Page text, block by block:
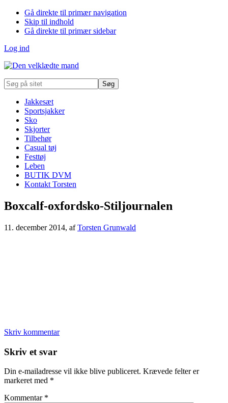
Gå direkte til primær navigation
Skip til indhold
Gå direkte til primær sidebar
Log ind
Søg
på
Jakkesæt
Sportsjakker
Sko
Skjorter
Tilbehør
Casual tøj
Festtøj
Leben
BUTIK DVM
Kontakt Torsten
Boxcalf-oxfordsko-Stiljournalen
11. december 2014, afTorsten Grunwald
Skriv kommentar
Læserinteraktioner
Skriv et svar
Din e-mailadresse vil ikke blive publiceret. Krævede felter er
markeret med *
Kommentar *